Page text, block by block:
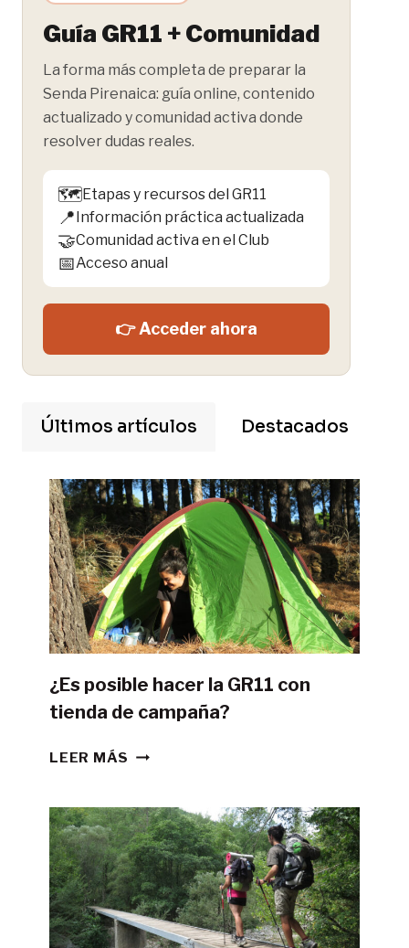
Guía GR11 + Comunidad
La forma más completa de preparar la
Senda Pirenaica: guía online, contenido
actualizado y comunidad activa donde
resolver dudas reales.
🗺️Etapas y recursos del GR11
📍 Información práctica actualizada
🤝Comunidad activa en el Club
📅Acceso anual
👉 Acceder ahora
Últimos artículos Destacados
¿Es posible hacer la GR11 con
tienda de campaña?
LEER MÁS ¿ES
LA
GR11
CON
TIENDA
DE
CAMPAÑA?